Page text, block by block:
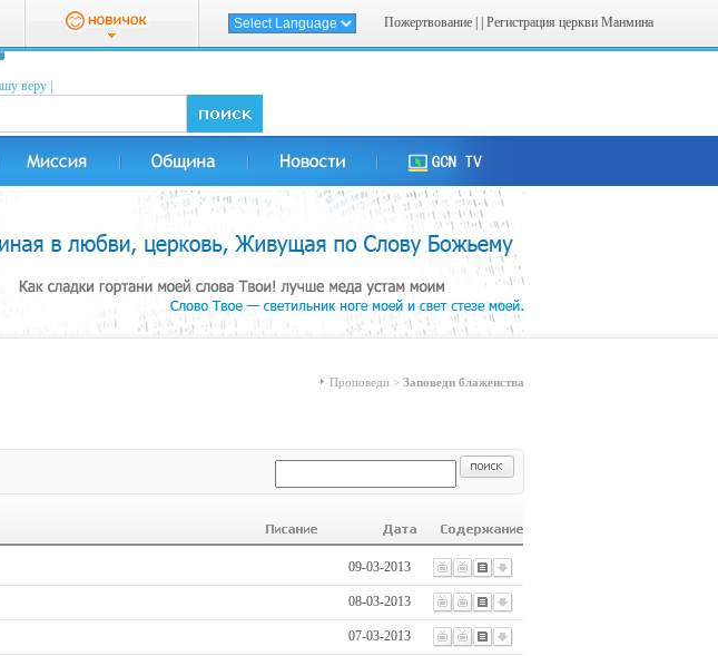
Пожертвование Регистрация церкви Манмина
веру
Проповеди > Заповеди блаженства
09-03-2013
08-03-2013
07-03-2013